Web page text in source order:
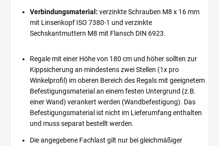
Verbindungsmaterial: verzinkte Schrauben M8 x 16 mm
mit Linsenkopf ISO 7380-1 und verzinkte
Sechskantmuttern M8 mit Flansch DIN 6923.
Regale mit einer Höhe von 180 cm und höher sollten zur
Kippsicherung an mindestens zwei Stellen (1x pro
Winkelprofil) im oberen Bereich des Regals mit geeignetem
Befestigungsmaterial an einem festen Untergrund (z.B.
einer Wand) verankert werden (Wandbefestigung). Das
Befestigungsmaterial ist nicht im Lieferumfang enthalten
und muss separat bestellt werden.
Die angegebene Fachlast gilt nur bei gleichmäßiger